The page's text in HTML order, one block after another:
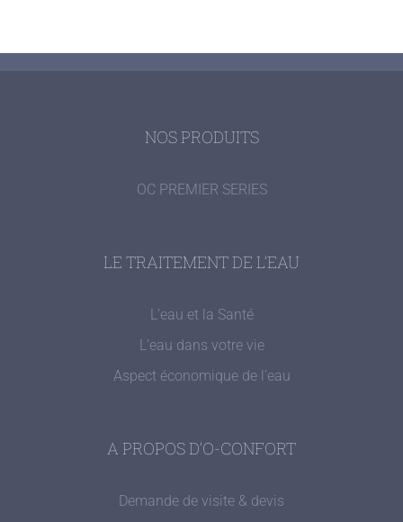
NOS PRODUITS
OC PREMIER SERIES
LE TRAITEMENT DE L’EAU
L’eau et la Santé
L’eau dans votre vie
Aspect économique de l’eau
A PROPOS D’O-CONFORT
Demande de visite & devis